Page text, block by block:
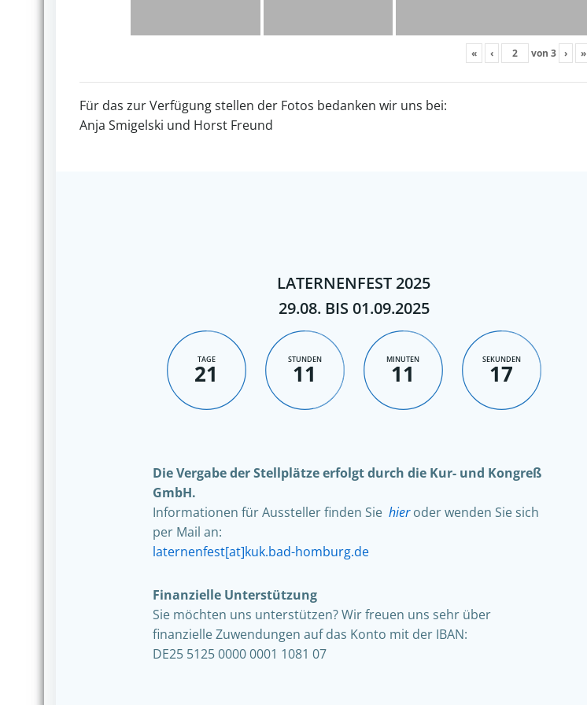
« ‹ von 3 › »
Für das zur Verfügung stellen der Fotos bedanken wir uns bei:
Anja Smigelski und Horst Freund
LATERNENFEST 2025
29.08. BIS 01.09.2025
TAGE
21
STUNDEN
11
MINUTEN
11
SEKUNDEN
16
Die Vergabe der Stellplätze erfolgt durch die Kur- und Kongreß
GmbH.
Informationen für Aussteller finden Sie hieroder wenden Sie sich
per Mail an:
laternenfest[at]kuk.bad-homburg.de
Finanzielle Unterstützung
Sie möchten uns unterstützen? Wir freuen uns sehr über
finanzielle Zuwendungen auf das Konto mit der IBAN:
DE25 5125 0000 0001 1081 07